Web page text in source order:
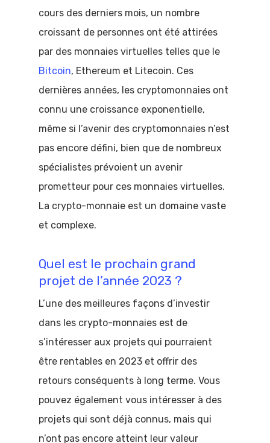
cours des derniers mois, un nombre
croissant de personnes ont été attirées
par des monnaies virtuelles telles que le
Bitcoin, Ethereum et Litecoin. Ces
dernières années, les cryptomonnaies ont
connu une croissance exponentielle,
même si l’avenir des cryptomonnaies n’est
pas encore défini, bien que de nombreux
spécialistes prévoient un avenir
prometteur pour ces monnaies virtuelles.
La crypto-monnaie est un domaine vaste
et complexe.
Quel est le prochain grand
projet de l’année 2023 ?
L’une des meilleures façons d’investir
dans les crypto-monnaies est de
s’intéresser aux projets qui pourraient
être rentables en 2023 et offrir des
retours conséquents à long terme. Vous
pouvez également vous intéresser à des
projets qui sont déjà connus, mais qui
n’ont pas encore atteint leur valeur